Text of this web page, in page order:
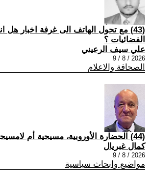
(43) مع تحول الهاتف الى غرفة اخبار هل
الفضائيات ؟
علي سيف الرعيني
2026 / 8 / 9
الصحافة والاعلام
(44) الحضارة الأوروبية، مسيحية أم لامسيحية الهوية
كمال غبريال
2026 / 8 / 9
مواضيع وابحاث سياسية